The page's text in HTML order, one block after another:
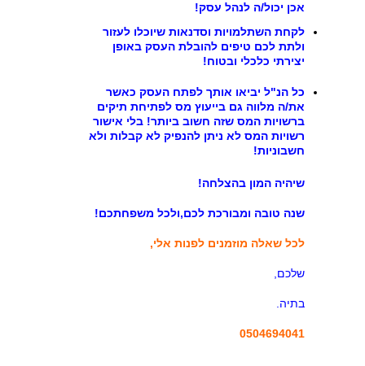
אכן יכול/ה לנהל עסק!
לקחת השתלמויות וסדנאות שיוכלו לעזור
ולתת לכם טיפים להובלת העסק באופן
יצירתי כלכלי ובטוח!
כל הנ"ל יביאו אותך לפתח העסק כאשר
את/ה מלווה גם בייעוץ מס לפתיחת תיקים
ברשויות המס שזה חשוב ביותר! בלי אישור
רשויות המס לא ניתן להנפיק לא קבלות ולא
חשבוניות!
שיהיה המון בהצלחה!
שנה טובה ומבורכת לכם,ולכל משפחתכם!
לכל שאלה מוזמנים לפנות אלי,
שלכם,
בתיה.
0504694041